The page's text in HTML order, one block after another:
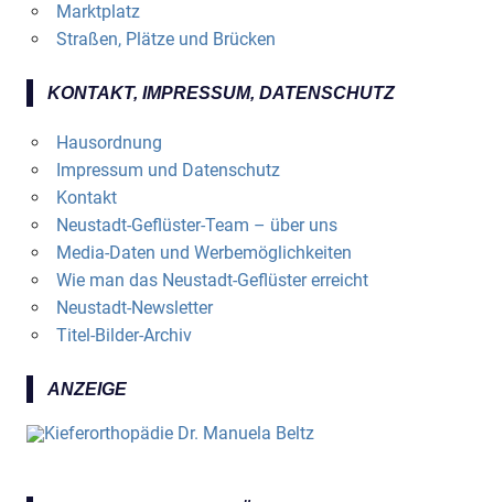
Marktplatz
Straßen, Plätze und Brücken
KONTAKT, IMPRESSUM, DATENSCHUTZ
Hausordnung
Impressum und Datenschutz
Kontakt
Neustadt-Geflüster-Team – über uns
Media-Daten und Werbemöglichkeiten
Wie man das Neustadt-Geflüster erreicht
Neustadt-Newsletter
Titel-Bilder-Archiv
ANZEIGE